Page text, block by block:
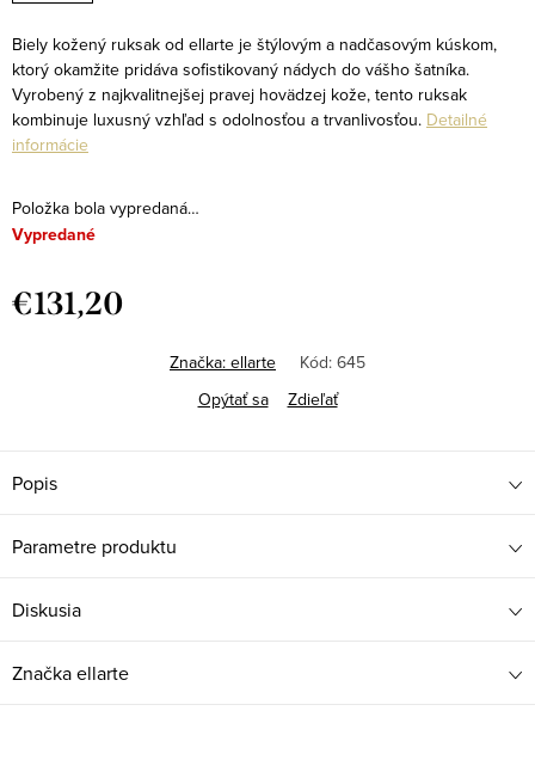
Biely kožený ruksak od ellarte je štýlovým a nadčasovým kúskom,
ktorý okamžite pridáva sofistikovaný nádych do vášho šatníka.
Vyrobený z najkvalitnejšej pravej hovädzej kože, tento ruksak
kombinuje luxusný vzhľad s odolnosťou a trvanlivosťou. Detailné
informácie
Položka bola vypredaná…
Vypredané
€131,20
Značka: ellarte Kód: 645
Opýtať sa
Zdieľať
Popis
Parametre produktu
Diskusia
Značkaellarte